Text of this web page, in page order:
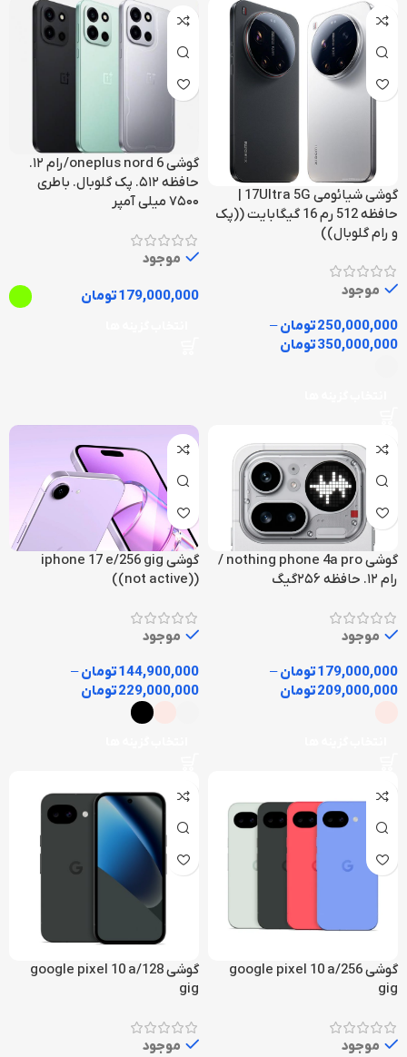
گوشی شیائومی 17Ultra 5G |
حافظه 512 رم 16 گیگابایت ((پک
و رام گلوبال))
موجود
250,000,000تومان–
350,000,000تومان
گوشی oneplus nord 6/رام ۱۲.
حافظه ۵۱۲. پک گلوبال. باطری
۷۵۰۰ میلی آمپر
موجود
179,000,000تومان
گوشی nothing phone 4a pro /
رام ۱۲. حافظه ۲۵۶گیگ
موجود
179,000,000تومان–
209,000,000تومان
گوشی iphone 17 e/256 gig
((not active))
موجود
144,900,000تومان–
229,000,000تومان
گوشی google pixel 10 a/256
gig
موجود
گوشی google pixel 10 a/128
gig
موجود